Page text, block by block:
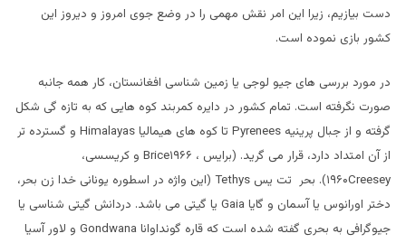
دست بیازیم، زیرا این امر نقش مهمی را در وضع جوی امروز و دیروز این
کشور بازی نموده است.
در مورد بررسی های جیو لوجی یا زمین شناسی افغانستان، کار همه جانبه
صورت نگرفته است. تمام کشور در دایره کمربند کوه هایی که به تازه گی شکل
گرفته و از جبال پرینیه Pyrenees تا کوه های هیمالیاHimalayas و گسترده تر
از آن امتداد دارد، قرار می گرید. (برایس ، ۱۹۶۶
Brice و کریسسی،
Creesey۱۹۶۰). بحر تت یس Tethys (این واژه در اسطوره یونانی خدا زن بحر،
دختر اورانوس یا آسمان و گایا Gaia یا گیتی می باشد. دردانش گیتی شناسی یا
جیوگرافی به بحری گفته شده است که قاره گونداوانا Gondwana و لاور آسیا